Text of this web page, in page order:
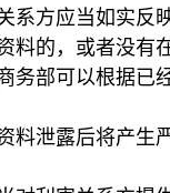
方应当如实反
料的，或者没有
务部可以根据已
泄露后将产生